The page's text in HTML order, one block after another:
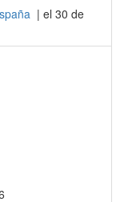
| el 30 de